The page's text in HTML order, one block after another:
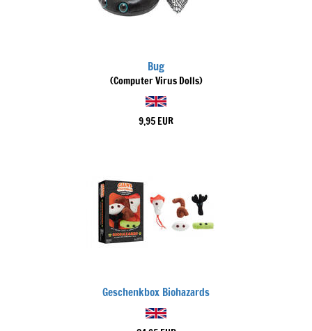
Bug
(Computer Virus Dolls)
9,95 EUR
Geschenkbox Biohazards